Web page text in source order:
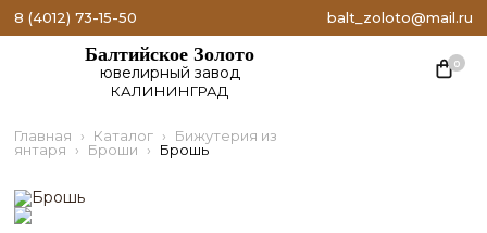
8 (4012) 73-15-50 balt_zoloto@mail.ru
0
Балтийское Золото
ювелирный завод
КАЛИНИНГРАД
Главная Каталог
Бижутерия из
янтаря
Броши Брошь